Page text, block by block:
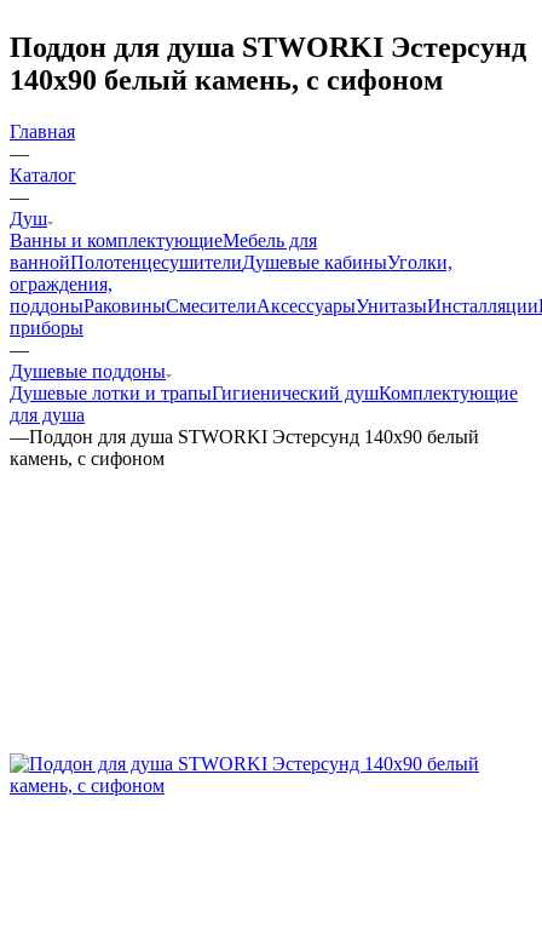
Поддон для душа STWORKI Эстерсунд
140x90 белый камень, с сифоном
Главная
—
Каталог
—
Душ
Ванны и комплектующиеМебель для
ваннойПолотенцесушителиДушевые кабиныУголки,
ограждения,
поддоныРаковиныСмесителиАксессуарыУнитазыИнсталляции
приборы
—
Душевые поддоны
Душевые лотки и трапыГигиенический душКомплектующие
для душа
—Поддон для душа STWORKI Эстерсунд 140x90 белый
камень, с сифоном